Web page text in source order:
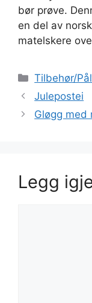
bør prøve.
en del av
matelskere
Kategorier
Tilbehør/
Julepostei
Gløgg med
Legg